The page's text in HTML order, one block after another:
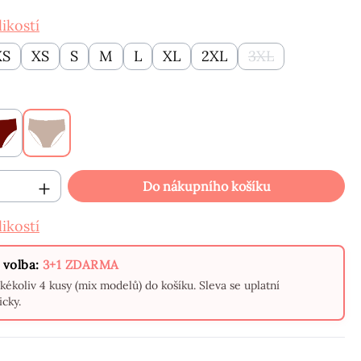
XS S M L XL 2XL 3XL
(Tato možnost
Bordó Béžové
produktu: Zadejte požadované
Do nákupního košíku
3+1 ZDARMA
4 kusy (mix modelů) do košíku. Sleva se uplatní